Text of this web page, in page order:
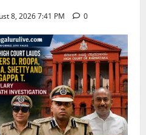
8, 2026 7:41 PM 0